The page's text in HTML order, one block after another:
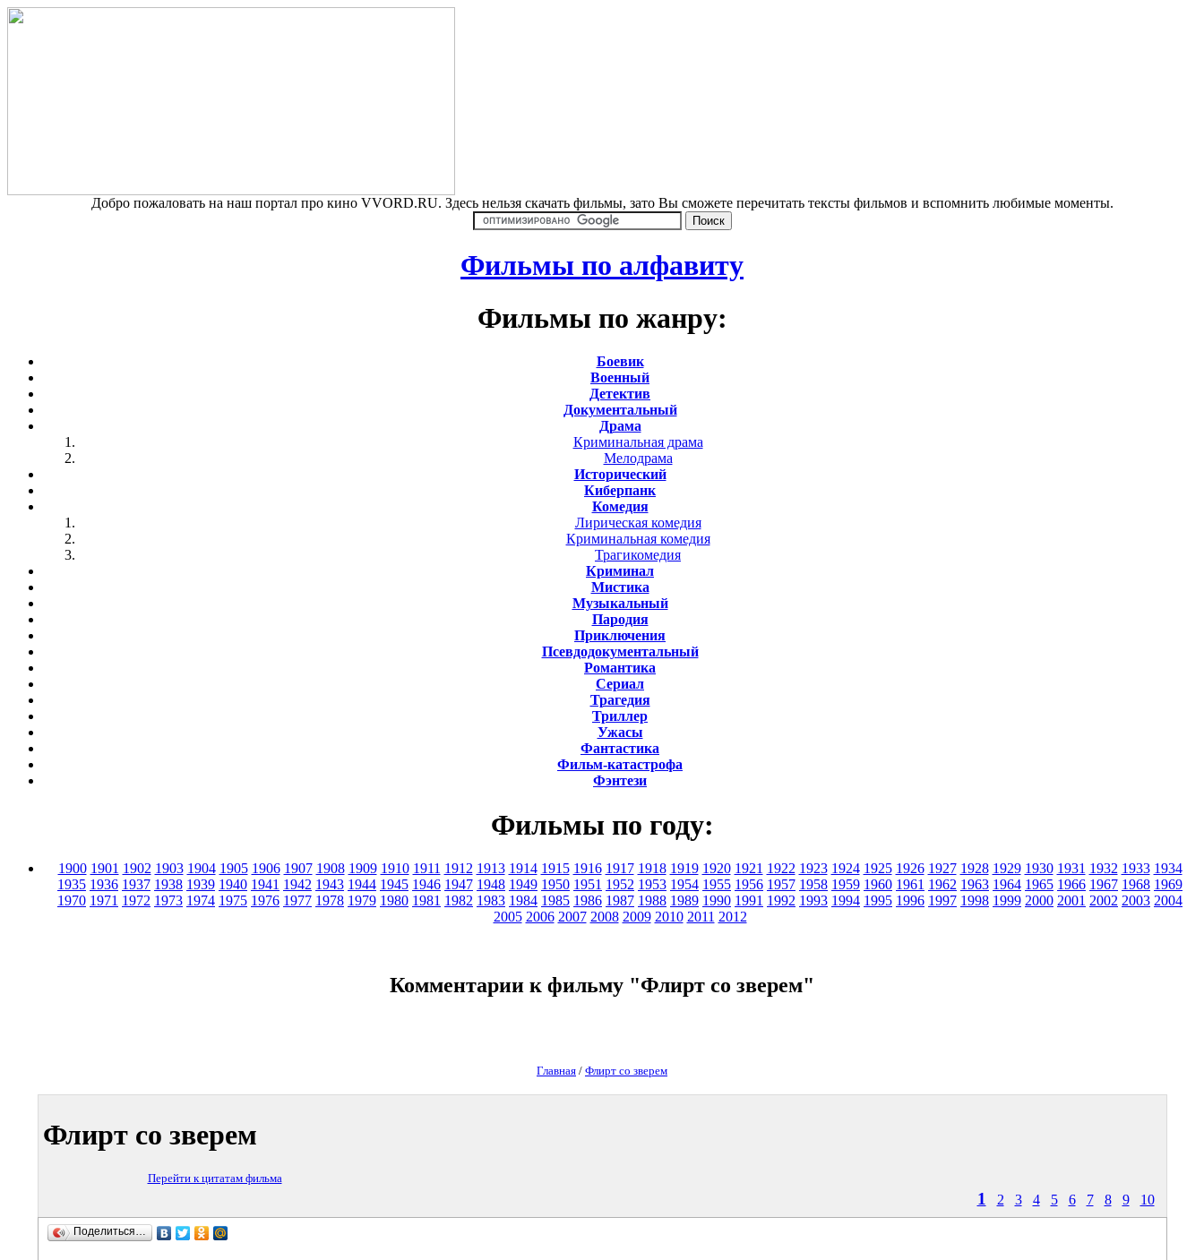
Добро пожаловать на наш портал про кино VVORD.RU. Здесь нельзя скачать фильмы, зато Вы сможете перечитать тексты фильмов и вспомнить любимые моменты.
Фильмы по алфавиту
Фильмы по жанру:
Боевик
Военный
Детектив
Документальный
Драма
Криминальная драма
Мелодрама
Исторический
Киберпанк
Комедия
Лирическая комедия
Криминальная комедия
Трагикомедия
Криминал
Мистика
Музыкальный
Пародия
Приключения
Псевдодокументальный
Романтика
Cериал
Трагедия
Триллер
Ужасы
Фантастика
Фильм-катастрофа
Фэнтези
Фильмы по году:
1900 1901 1902 1903 1904 1905 1906 1907 1908 1909 1910 1911 1912 1913 1914 1915 1916 1917 1918 1919 1920 1921 1922 1923 1924 1925 1926 1927 1928 1929 1930 1931 1932 1933 1934
1935 1936 1937 1938 1939 1940 1941 1942 1943 1944 1945 1946 1947 1948 1949 1950 1951 1952 1953 1954 1955 1956 1957 1958 1959 1960 1961 1962 1963 1964 1965 1966 1967 1968 1969
1970 1971 1972 1973 1974 1975 1976 1977 1978 1979 1980 1981 1982 1983 1984 1985 1986 1987 1988 1989 1990 1991 1992 1993 1994 1995 1996 1997 1998 1999 2000 2001 2002 2003 2004
2005 2006 2007 2008 2009 2010 2011 2012
Комментарии к фильму "Флирт со зверем"
Главная / Флирт со зверем
Флирт со зверем
Перейти к цитатам фильма
1 2 3 4 5 6 7 8 9 10
Поделиться…